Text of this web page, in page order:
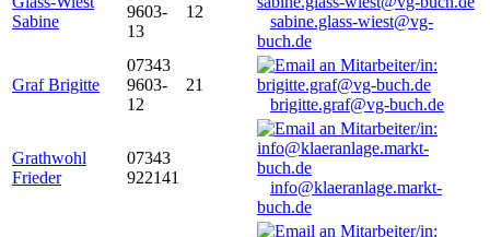
Sabine
9603-
13
12
sabine.glass-wiest@vg-
buch.de
Graf Brigitte
07343
9603-
12
21
brigitte.graf@vg-buch.de
Grathwohl
Frieder
07343
922141
info@klaeranlage.markt-
buch.de